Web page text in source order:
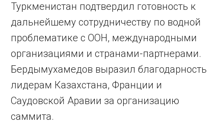
Туркменистан подтвердил готовность к
дальнейшему сотрудничеству по водной
проблематике с ООН, международными
организациями и странами-партнерами.
Бердымухамедов выразил благодарность
лидерам Казахстана, Франции и
Саудовской Аравии за организацию
саммита.